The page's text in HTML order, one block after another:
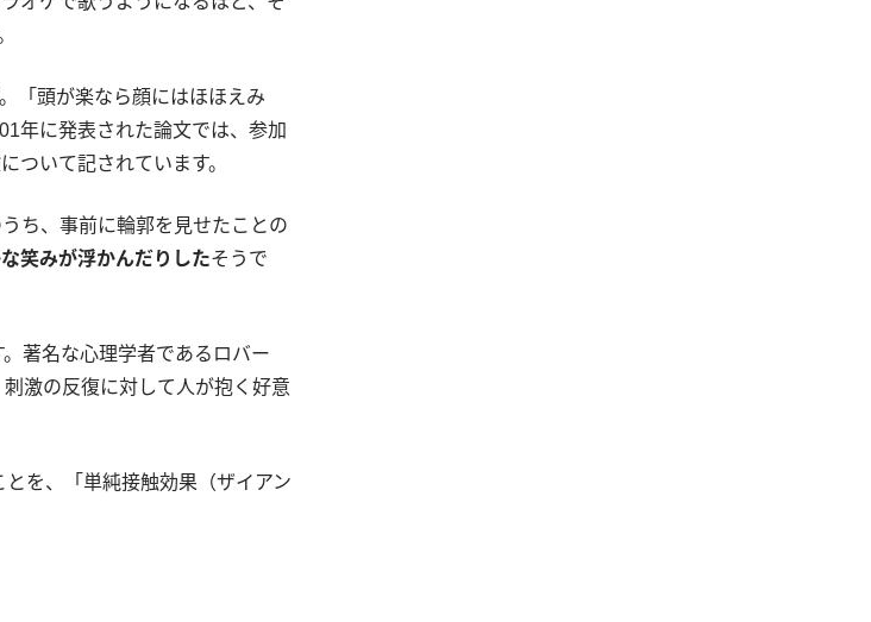
「頭が楽なら顔にはほほえみ
年に発表された論文では、参加
ついて記されています。
ち、事前に輪郭を見せたことの
笑みが浮かんだりしたそうで
著名な心理学者であるロバー
激の反復に対して人が抱く好意
を、「単純接触効果（ザイアン